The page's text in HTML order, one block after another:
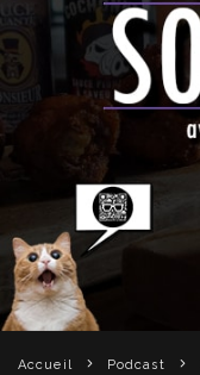
Accueil Podcast